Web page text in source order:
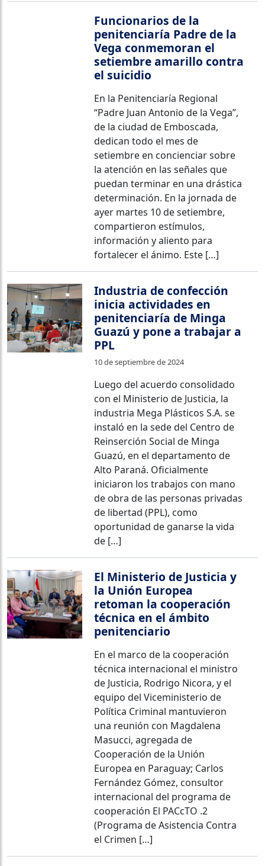
Funcionarios de la
penitenciaría Padre de la
Vega conmemoran el
setiembre amarillo contra
el suicidio
En la Penitenciaría Regional
“Padre Juan Antonio de la Vega”,
de la ciudad de Emboscada,
dedican todo el mes de
setiembre en concienciar sobre
la atención en las señales que
puedan terminar en una drástica
determinación. En la jornada de
ayer martes 10 de setiembre,
compartieron estímulos,
información y aliento para
fortalecer el ánimo. Este […]
Industria de confección
inicia actividades en
penitenciaría de Minga
Guazú y pone a trabajar a
PPL
10 de septiembre de 2024
Luego del acuerdo consolidado
con el Ministerio de Justicia, la
industria Mega Plásticos S.A. se
instaló en la sede del Centro de
Reinserción Social de Minga
Guazú, en el departamento de
Alto Paraná. Oficialmente
iniciaron los trabajos con mano
de obra de las personas privadas
de libertad (PPL), como
oportunidad de ganarse la vida
de […]
El Ministerio de Justicia y
la Unión Europea
retoman la cooperación
técnica en el ámbito
penitenciario
En el marco de la cooperación
técnica internacional el ministro
de Justicia, Rodrigo Nicora, y el
equipo del Viceministerio de
Política Criminal mantuvieron
una reunión con Magdalena
Masucci, agregada de
Cooperación de la Unión
Europea en Paraguay; Carlos
Fernández Gómez, consultor
internacional del programa de
cooperación El PACcTO .2
(Programa de Asistencia Contra
el Crimen […]